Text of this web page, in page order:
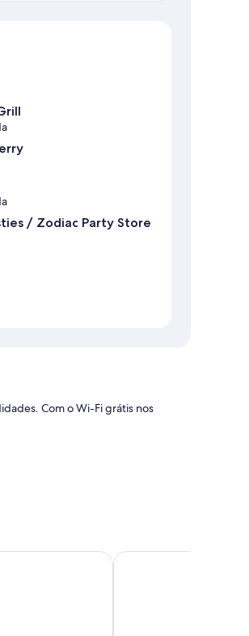
/ Zodiac Party Store
Com o Wi-Fi grátis nos
Hotel & Convention CenterStarlite Budget Inn